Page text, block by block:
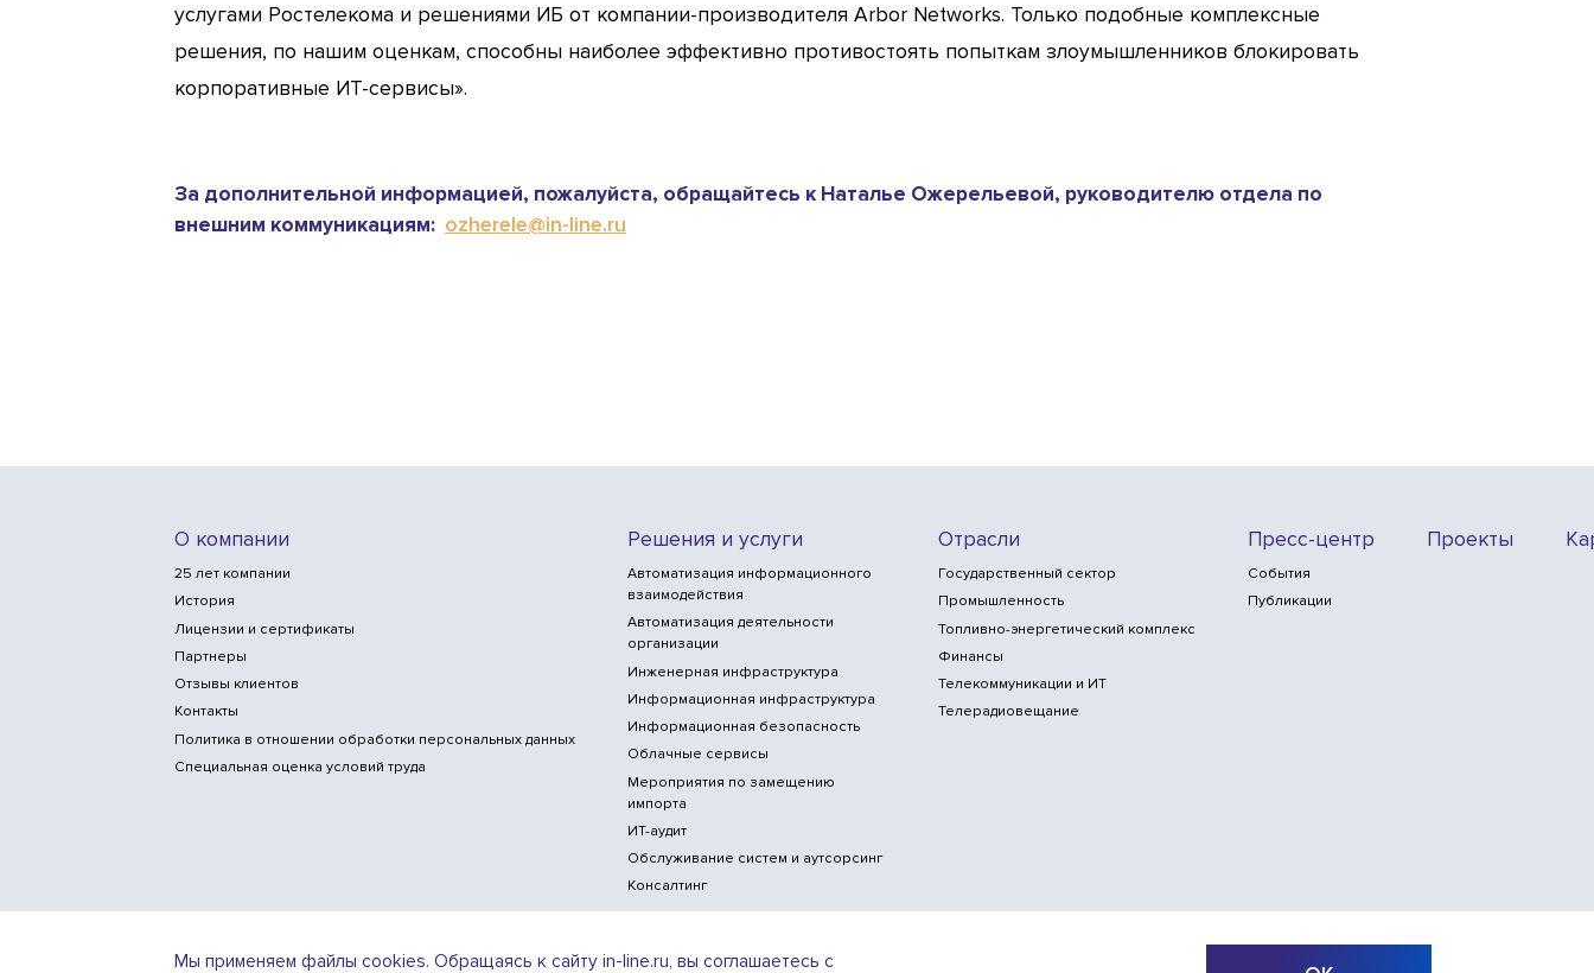
услугами Ростелекома и решениями ИБ от компании-производителя Arbor Networks. Только подобные комплексные
решения, по нашим оценкам, способны наиболее эффективно противостоять попыткам злоумышленников блокировать
корпоративные ИТ-сервисы».
За дополнительной информацией, пожалуйста, обращайтесь к Наталье Ожерельевой, руководителю отдела по
внешним коммуникациям: ozherele@in-line.ru
О компании
25 лет компании
История
Лицензии и сертификаты
Партнеры
Отзывы клиентов
Контакты
Политика в отношении обработки персональных данных
Специальная оценка условий труда
Решения и услуги
Автоматизация информационного
взаимодействия
Автоматизация деятельности
организации
Инженерная инфраструктура
Информационная инфраструктура
Информационная безопасность
Облачные сервисы
Мероприятия по замещению
импорта
ИТ-аудит
Обслуживание систем и аутсорсинг
Консалтинг
Отрасли
Государственный сектор
Промышленность
Топливно-энергетический комплекс
Финансы
Телекоммуникации и ИТ
Телерадиовещание
Пресс-центр
События
Публикации
Проекты
Мы применяем файлы cookies. Обращаясь к сайту in-line.ru, вы соглашаетесь с